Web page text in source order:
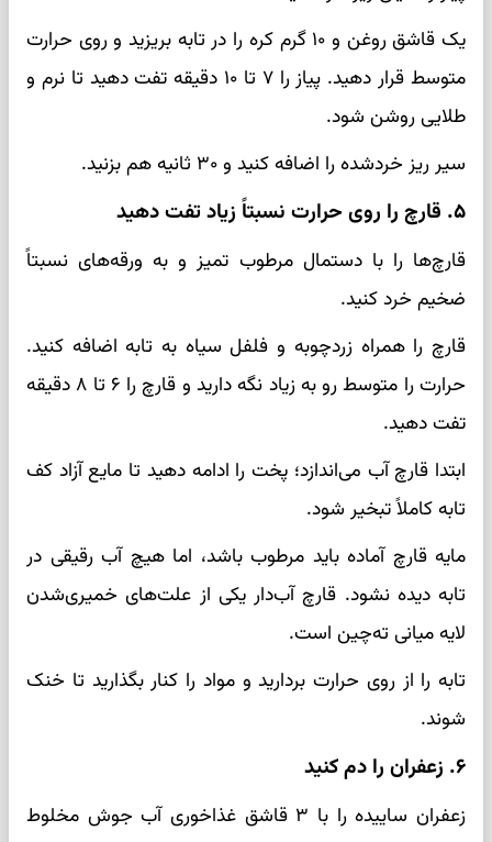
یک قاشق روغن و ۱۰ گرم کره را در تابه بریزید و روی حرارت
متوسط قرار دهید. پیاز را ۷ تا ۱۰ دقیقه تفت دهید تا نرم و
طلایی روشن شود.
سیر ریز خردشده را اضافه کنید و ۳۰ ثانیه هم بزنید.
۵. قارچ را روی حرارت نسبتاً زیاد تفت دهید
قارچ‌ها را با دستمال مرطوب تمیز و به ورقه‌های نسبتاً
ضخیم خرد کنید.
قارچ را همراه زردچوبه و فلفل سیاه به تابه اضافه کنید.
حرارت را متوسط رو به زیاد نگه دارید و قارچ را ۶ تا ۸ دقیقه
تفت دهید.
ابتدا قارچ آب می‌اندازد؛ پخت را ادامه دهید تا مایع آزاد کف
تابه کاملاً تبخیر شود.
مایه قارچ آماده باید مرطوب باشد، اما هیچ آب رقیقی در
تابه دیده نشود. قارچ آب‌دار یکی از علت‌های خمیری‌شدن
لایه میانی ته‌چین است.
تابه را از روی حرارت بردارید و مواد را کنار بگذارید تا خنک
شوند.
۶. زعفران را دم کنید
زعفران ساییده را با ۳ قاشق غذاخوری آب جوش مخلوط